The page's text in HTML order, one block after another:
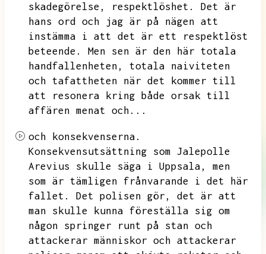
skadegörelse,
respektlöshet.
Det är
hans ord och jag är på nägen att
instämma i att det är ett respektlöst
beteende.
Men sen är den här totala
handfallenheten,
totala naiviteten
och tafattheten när det kommer till
att resonera kring både orsak till
affären menat och...
och konsekvenserna.
Konsekvensutsättning som Jalepolle
Arevius skulle säga i Uppsala,
men
som är tämligen frånvarande i det här
fallet.
Det polisen gör,
det är att
man skulle kunna föreställa sig om
någon springer runt på stan och
attackerar människor och attackerar